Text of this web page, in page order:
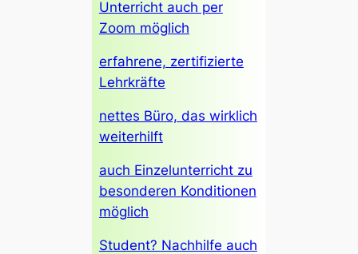
Unterricht auch per
Zoom möglich
erfahrene, zertifizierte
Lehrkräfte
nettes Büro, das wirklich
weiterhilft
auch Einzelunterricht zu
besonderen Konditionen
möglich
Student? Nachhilfe auch